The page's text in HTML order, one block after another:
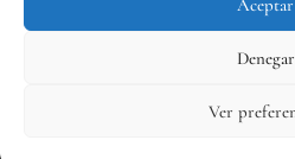
Denegar
Ver
Contacta con nosotros